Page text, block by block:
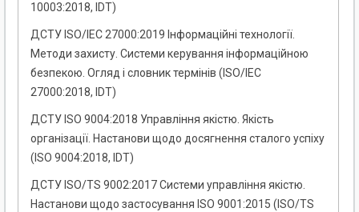
10003:2018, IDT)
ДСТУ ISO/IEC 27000:2019 Інформаційні технології.
Методи захисту. Системи керування інформаційною
безпекою. Огляд і словник термінів (ISO/IEC
27000:2018, IDT)
ДСТУ ISO 9004:2018 Управління якістю. Якість
організації. Настанови щодо досягнення сталого успіху
(ISO 9004:2018, IDT)
ДСТУ ISO/TS 9002:2017 Системи управління якістю.
Настанови щодо застосування ISO 9001:2015 (ISO/TS